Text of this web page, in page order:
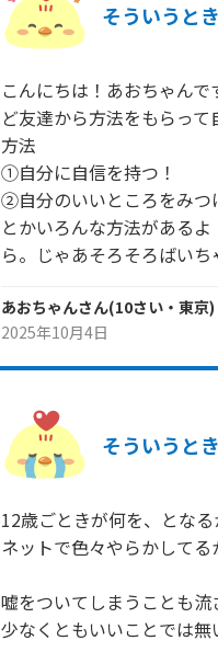
そういうと
こんにちは！あおちゃん
ど友達から方法をもらっ
方法
①自分に自信を持つ！
②自分のいいところをみつ
とかいろんな方法がある
ら。じゃあそろそろばいち
あおちゃんさん(10さい・ 東京)
2025年10月4日
そういうと
12歳ごときが何を、とな
ネットで色々やらかしてる
嘘をついてしまうことも流
少なくともいいことでは